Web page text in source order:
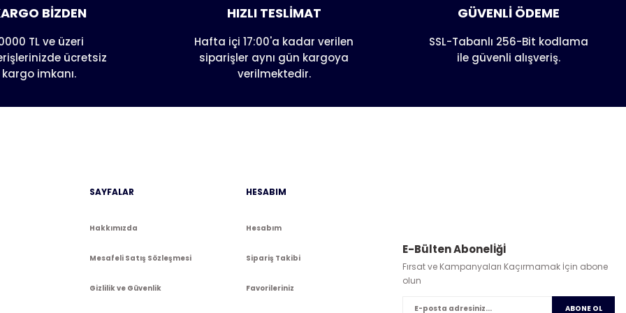
Yorum Yaz
Soru Sor
BİZDEN
TL ve üzeri
ücretsiz
kargo imkanı.
HIZLI TESLİMAT
Hafta içi 17:00'a kadar verilen
siparişler aynı gün kargoya
verilmektedir.
GÜVENLİ ÖDEME
SSL-Tabanlı 256-Bit kodlama
ile güvenli alışveriş.
SAYFALAR
Hakkımızda
Mesafeli Satış Sözleşmesi
Gizlilik ve Güvenlik
HESABIM
Hesabım
Sipariş Takibi
Favorileriniz
E-Bülten Abonelİğİ
Fırsat ve Kampanyaları Kaçırmamak İçin abone
olun
ABONE OL